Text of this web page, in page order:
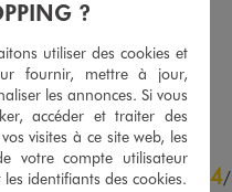
-50% sur le 2ème produit d'été
3.5/5 de moyenne
(3 avis)
AJOUTER AU PANIER
4/
?
utiliser des cookies et
fournir, mettre à jour,
les annonces. Si vous
accéder et traiter des
visites à ce site web, les
votre compte utilisateur
identifiants des cookies.